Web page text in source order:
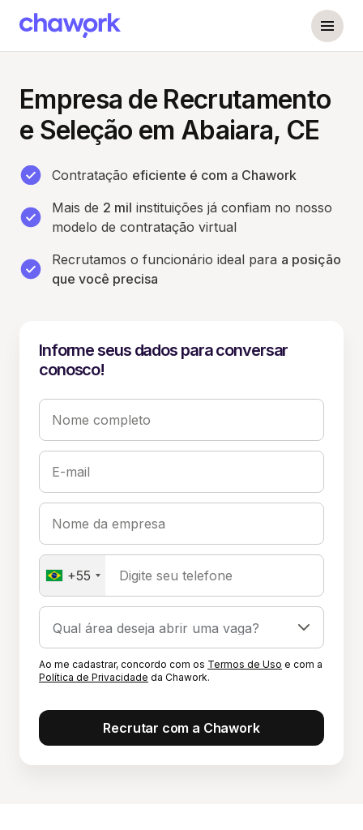
Empresa de Recrutamento
e Seleção em Abaiara, CE
Contratação eficiente é com a Chawork
Mais de 2 mil instituições já confiam no nosso
modelo de contratação virtual
Recrutamos o funcionário ideal para a posição
que você precisa
Informe seus dados para conversar
conosco!
Nome completo
E-mail
Nome da empresa
+55 Digite seu telefone
Ao me cadastrar, concordo com os Termos de Uso e com a
Política de Privacidade da Chawork.
Recrutar com a Chawork